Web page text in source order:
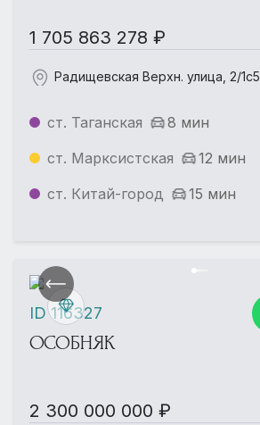
1 705 863 278 ₽
Радищевская Верхн. улица, 2/1с5
ст. Таганская
8 мин
ст. Марксистская
12 мин
ст. Китай-город
15 мин
ОСОБНЯК
2 300 000 000 ₽
ID 116327